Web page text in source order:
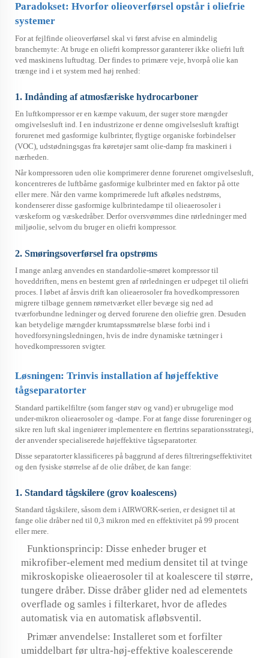
Paradokset: Hvorfor olieoverførsel opstår i oliefrie
systemer
For at fejlfinde olieoverførsel skal vi først afvise en almindelig
branchemyte: At bruge en oliefri kompressor garanterer ikke oliefri luft
ved maskinens luftudtag. Der findes to primære veje, hvorpå olie kan
trænge ind i et system med høj renhed:
1. Indånding af atmosfæriske hydrocarboner
En luftkompressor er en kæmpe vakuum, der suger store mængder
omgivelsesluft ind. I en industrizone er denne omgivelsesluft kraftigt
forurenet med gasformige kulbrinter, flygtige organiske forbindelser
(VOC), udstødningsgas fra køretøjer samt olie-damp fra maskineri i
nærheden.
Når kompressoren uden olie komprimerer denne forurenet omgivelsesluft,
koncentreres de luftbårne gasformige kulbrinter med en faktor på otte
eller mere. Når den varme komprimerede luft afkøles nedstrøms,
kondenserer disse gasformige kulbrintedampe til olieaerosoler i
væskeform og væskedråber. Derfor oversvømmes dine rørledninger med
miljøolie, selvom du bruger en oliefri kompressor.
2. Smøringsoverførsel fra opstrøms
I mange anlæg anvendes en standardolie-smøret kompressor til
hoveddriften, mens en bestemt gren af rørledningen er udpeget til oliefri
proces. I løbet af årsvis drift kan olieaerosoler fra hovedkompressoren
migrere tilbage gennem rørnetværket eller bevæge sig ned ad
tværforbundne ledninger og derved forurene den oliefrie gren. Desuden
kan betydelige mængder krumtapssmørelse blæse forbi ind i
hovedforsyningsledningen, hvis de indre dynamiske tætninger i
hovedkompressoren svigter.
Løsningen: Trinvis installation af højeffektive
tågseparatorter
Standard partikelfiltre (som fanger støv og vand) er ubrugelige mod
under-mikron olieaerosoler og -dampe. For at fange disse forureninger og
sikre ren luft skal ingeniører implementere en flertrins separationsstrategi,
der anvender specialiserede højeffektive tågseparatorter.
Disse separatorter klassificeres på baggrund af deres filtreringseffektivitet
og den fysiske størrelse af de olie dråber, de kan fange:
1. Standard tågskilere (grov koalescens)
Standard tågskilere, såsom dem i AIRWORK-serien, er designet til at
fange olie dråber ned til 0,3 mikron med en effektivitet på 99 procent
eller mere.
Funktionsprincip: Disse enheder bruger et
mikrofiber-element med medium densitet til at tvinge
mikroskopiske olieaerosoler til at koalescere til større,
tungere dråber. Disse dråber glider ned ad elementets
overflade og samles i filterkaret, hvor de afledes
automatisk via en automatisk afløbsventil.
Primær anvendelse: Installeret som et forfilter
umiddelbart før ultra-høj-effektive koalescerende